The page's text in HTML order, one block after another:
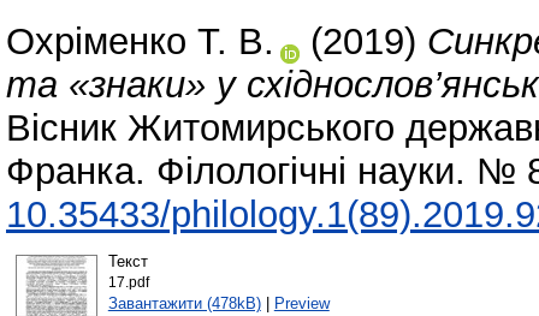
Охріменко Т. В. (2019)
та «знаки» у
Вісник Житомирського
Франка. Філологічні науки.
10.35433/
Текст
17.pdf
Завантажити (478kB)| Preview